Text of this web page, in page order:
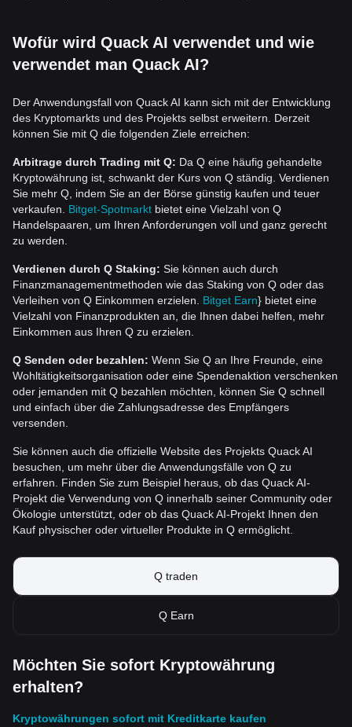
Wofür wird Quack AI verwendet und wie
verwendet man Quack AI?
Der Anwendungsfall von Quack AI kann sich mit der Entwicklung
des Kryptomarkts und des Projekts selbst erweitern. Derzeit
können Sie mit Q die folgenden Ziele erreichen:
Arbitrage durch Trading mit Q: Da Q eine häufig gehandelte
Kryptowährung ist, schwankt der Kurs von Q ständig. Verdienen
Sie mehr Q, indem Sie an der Börse günstig kaufen und teuer
verkaufen. Bitget-Spotmarkt bietet eine Vielzahl von Q
Handelspaaren, um Ihren Anforderungen voll und ganz gerecht
zu werden.
Verdienen durch Q Staking: Sie können auch durch
Finanzmanagementmethoden wie das Staking von Q oder das
Verleihen von Q Einkommen erzielen. Bitget Earn} bietet eine
Vielzahl von Finanzprodukten an, die Ihnen dabei helfen, mehr
Einkommen aus Ihren Q zu erzielen.
Q Senden oder bezahlen: Wenn Sie Q an Ihre Freunde, eine
Wohltätigkeitsorganisation oder eine Spendenaktion verschenken
oder jemanden mit Q bezahlen möchten, können Sie Q schnell
und einfach über die Zahlungsadresse des Empfängers
versenden.
Sie können auch die offizielle Website des Projekts Quack AI
besuchen, um mehr über die Anwendungsfälle von Q zu
erfahren. Finden Sie zum Beispiel heraus, ob das Quack AI-
Projekt die Verwendung von Q innerhalb seiner Community oder
Ökologie unterstützt, oder ob das Quack AI-Projekt Ihnen den
Kauf physischer oder virtueller Produkte in Q ermöglicht.
Q traden
Q Earn
Möchten Sie sofort Kryptowährung
erhalten?
Kryptowährungen sofort mit Kreditkarte kaufen